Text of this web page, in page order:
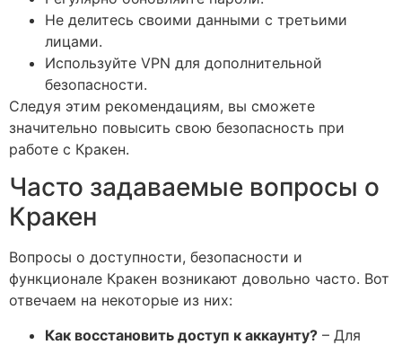
Не делитесь своими данными с третьими
лицами.
Используйте VPN для дополнительной
безопасности.
Следуя этим рекомендациям, вы сможете
значительно повысить свою безопасность при
работе с Кракен.
Часто задаваемые вопросы о
Кракен
Вопросы о доступности, безопасности и
функционале Кракен возникают довольно часто. Вот
отвечаем на некоторые из них:
Как восстановить доступ к аккаунту? – Для